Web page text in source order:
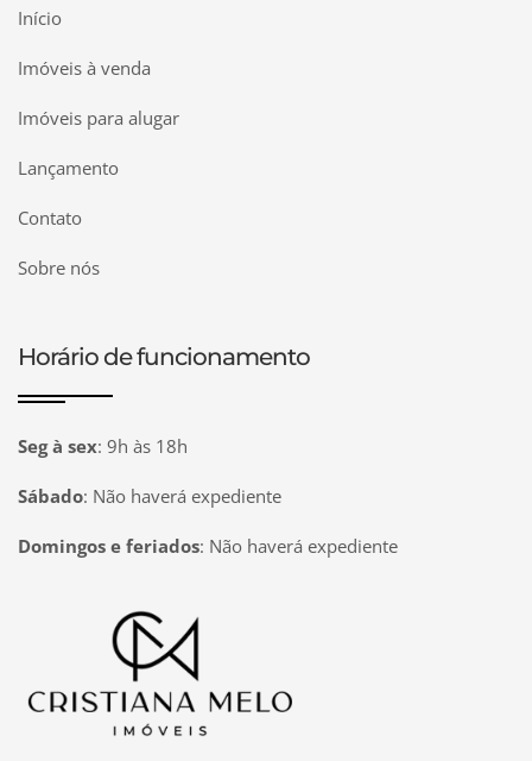
Início
Imóveis à venda
Imóveis para alugar
Lançamento
Contato
Sobre nós
Horário de funcionamento
Seg à sex: 9h às 18h
Sábado: Não haverá expediente
Domingos e feriados: Não haverá expediente
Página inicial